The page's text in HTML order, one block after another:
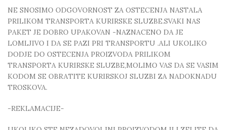
NE SNOSIMO ODGOVORNOST ZA OSTECENJA NASTALA
PRILIKOM TRANSPORTA KURIRSKE SLUZBE.SVAKI NAS
PAKET JE DOBRO UPAKOVAN -NAZNACENO DA JE
LOMLJIVO I DA SE PAZI PRI TRANSPORTU .ALI UKOLIKO
DODJE DO OSTECENJA PROIZVODA PRILIKOM
TRANSPORTA KURIRSKE SLUZBE,MOLIMO VAS DA SE VASIM
KODOM SE OBRATITE KURIRSKOJ SLUZBI ZA NADOKNADU
TROSKOVA.
-REKLAMACIJE-